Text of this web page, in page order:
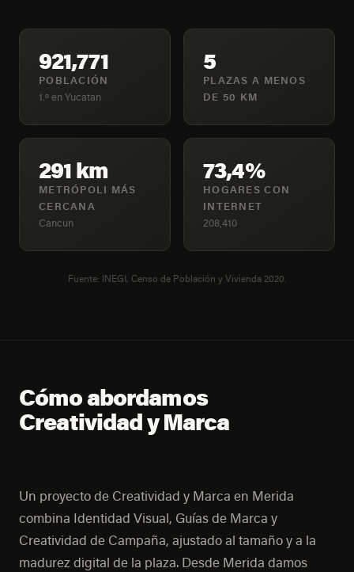
921,771
POBLACIÓN
1.º en Yucatan
5
PLAZAS A MENOS
DE 50 KM
291 km
METRÓPOLI MÁS
CERCANA
Cancun
73,4%
HOGARES CON
INTERNET
208,410
Fuente: INEGI, Censo de Población y Vivienda 2020.
Cómo abordamos
Creatividad y Marca
Un proyecto de Creatividad y Marca en Merida
combina Identidad Visual, Guías de Marca y
Creatividad de Campaña, ajustado al tamaño y a la
madurez digital de la plaza. Desde Merida damos